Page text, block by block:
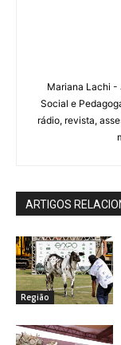
Mariana Lachi -
Social e
rádio, revista,
ARTIGOS
Região